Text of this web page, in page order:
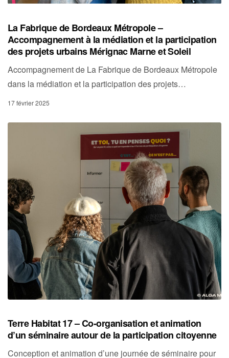
La Fabrique de Bordeaux Métropole –
Accompagnement à la médiation et la participation
des projets urbains Mérignac Marne et Soleil
Accompagnement de La Fabrique de Bordeaux Métropole
dans la médiation et la participation des projets…
17 février 2025
Terre Habitat 17 – Co-organisation et animation
d’un séminaire autour de la participation citoyenne
Conception et animation d’une journée de séminaire pour